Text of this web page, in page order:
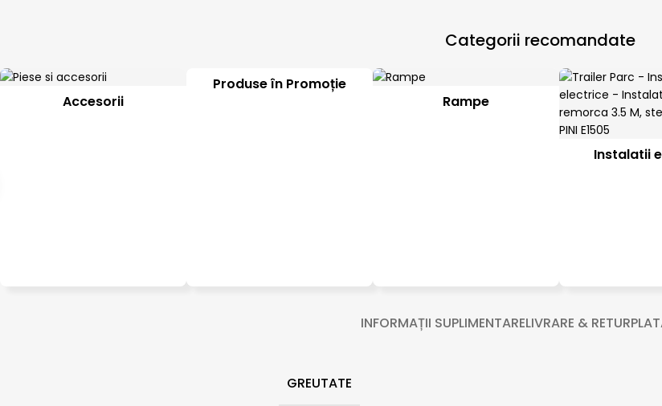
Categorii recomandate
Accesorii
Produse în Promoție
Rampe
Instalatii
INFORMAȚII SUPLIMENTARELIVRARE & RETUR
GREUTATE